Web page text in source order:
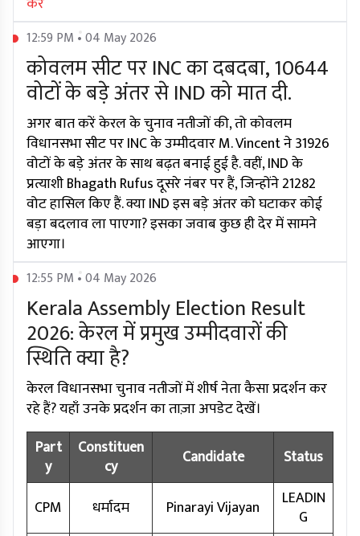
12:59 PM • 04 May 2026
कोवलम सीट पर INC का दबदबा, 10644
वोटों के बड़े अंतर से IND को मात दी.
अगर बात करें केरल के चुनाव नतीजों की, तो कोवलम
विधानसभा सीट पर INC के उम्मीदवार M. Vincent ने 31926
वोटों के बड़े अंतर के साथ बढ़त बनाई हुई है. वहीं, IND के
प्रत्याशी Bhagath Rufus दूसरे नंबर पर हैं, जिन्होंने 21282
वोट हासिल किए हैं. क्या IND इस बड़े अंतर को घटाकर कोई
बड़ा बदलाव ला पाएगा? इसका जवाब कुछ ही देर में सामने
आएगा।
12:55 PM • 04 May 2026
Kerala Assembly Election Result
2026: केरल में प्रमुख उम्मीदवारों की
स्थिति क्या है?
केरल विधानसभा चुनाव नतीजों में शीर्ष नेता कैसा प्रदर्शन कर
रहे हैं? यहाँ उनके प्रदर्शन का ताज़ा अपडेट देखें।
Part
y
Constituen
cy
Candidate Status
CPM धर्मादम Pinarayi Vijayan
LEADIN
G